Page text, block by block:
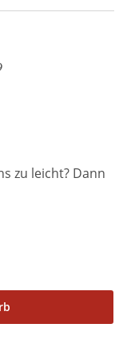
zu leicht? Dann